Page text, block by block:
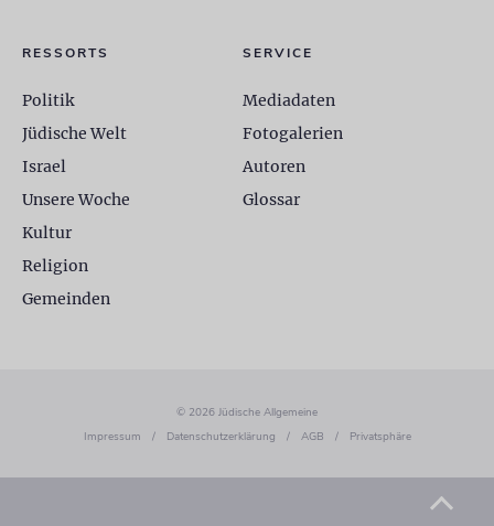
RESSORTS
Politik
Jüdische Welt
Israel
Unsere Woche
Kultur
Religion
Gemeinden
SERVICE
Mediadaten
Fotogalerien
Autoren
Glossar
© 2026 Jüdische Allgemeine
Impressum
/ Datenschutzerklärung / AGB / Privatsphäre